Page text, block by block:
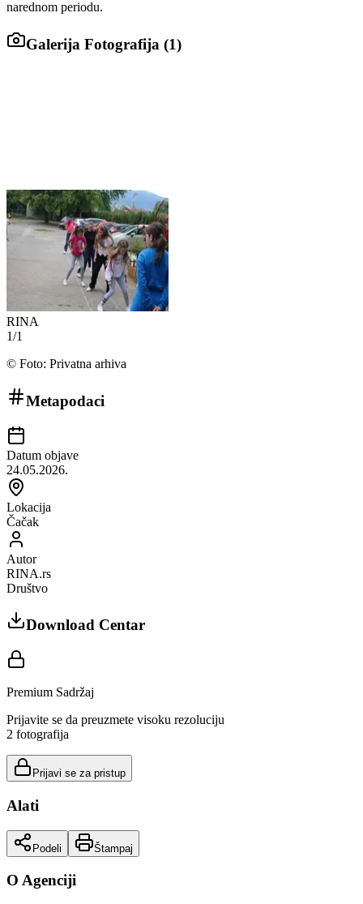
narednom periodu.
Galerija Fotografija (1)
RINA
1/1
© Foto: Privatna arhiva
Metapodaci
Datum objave
24.05.2026.
Lokacija
Čačak
Autor
RINA.rs
Društvo
Download Centar
Premium Sadržaj
Prijavite se da preuzmete visoku rezoluciju
2 fotografija
Prijavi se za pristup
Alati
Podeli Štampaj
O Agenciji